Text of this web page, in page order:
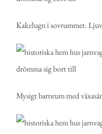
Kakelugn i sovrummet.
Mysigt barnrum med